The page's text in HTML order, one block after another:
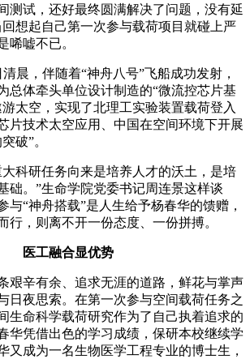
测试，还好最终圆满解决了问题，没有延
想起自己第一次参与载荷项目就碰上严
唏嘘不已。
，伴随着“神舟八号”飞船成功发射，
总体牵头单位设计制造的“微流控芯片基
太空，实现了北理工实验装置载荷登入
片技术太空应用、中国在空间环境下开展
破”。
研任务向来是培养人才的沃土，是培
础。”生命学院党委书记周连景这样谈
与“神舟搭载”是人生给予杨春华的馈赠，
行，则离不开一份态度、一份拼搏。
医工融合显优势
辛有余、追求无涯的道路，鲜花与掌声
日夜思索。在第一次参与空间载荷任务之
生命科学载荷研究作为了自己执着追求的
华凭借出色的学习成绩，保研本校继续学
又成为一名生物医学工程专业的博士生，